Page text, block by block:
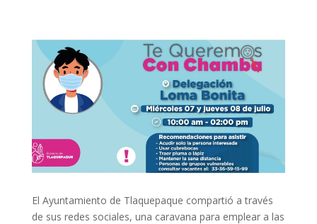
El Ayuntamiento de Tlaquepaque compartió a través
de sus redes sociales, una caravana para emplear a las